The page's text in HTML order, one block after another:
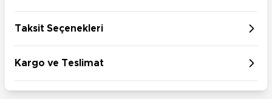
Taksit Seçenekleri
Kargo ve Teslimat